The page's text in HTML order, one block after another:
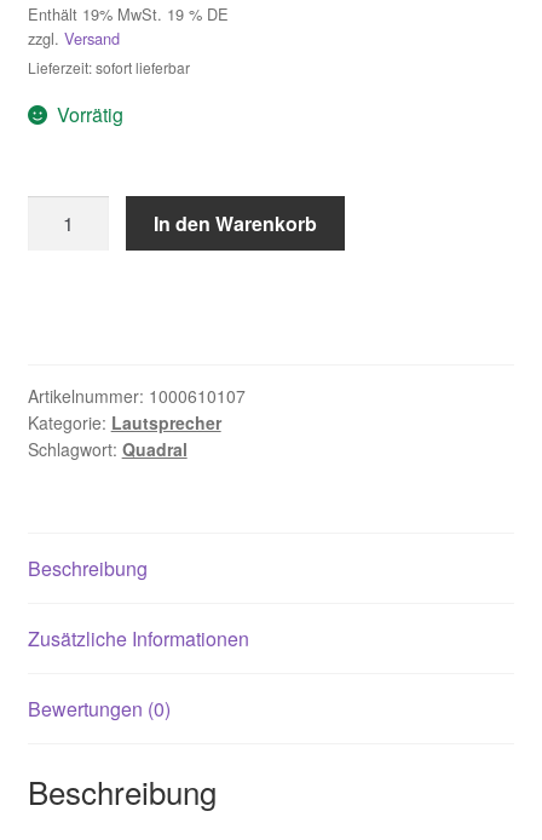
Enthält 19% MwSt. 19 % DE
zzgl. Versand
Lieferzeit: sofort lieferbar
Vorrätig
Qube
Menge
In den Warenkorb
Artikelnummer: 1000610107
Kategorie: Lautsprecher
Schlagwort: Quadral
Beschreibung
Zusätzliche Informationen
Bewertungen (0)
Beschreibung